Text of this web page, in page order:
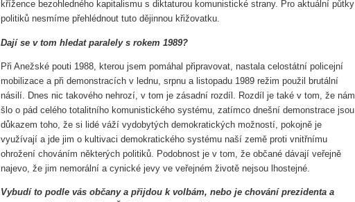
křížence bezohledného kapitalismu s diktaturou komunistické strany. Pro aktuální půtky
politiků nesmíme přehlédnout tuto dějinnou křižovatku.
Dají se v tom hledat paralely s rokem 1989?
Při Anežské pouti 1988, kterou jsem pomáhal připravovat, nastala celostátní policejní
mobilizace a při demonstracích v lednu, srpnu a listopadu 1989 režim použil brutální
násilí. Dnes nic takového nehrozí, v tom je zásadní rozdíl. Rozdíl je také v tom, že nám
šlo o pád celého totalitního komunistického systému, zatímco dnešní demonstrace jsou
důkazem toho, že si lidé váží vydobytých demokratických možností, pokojně je
využívají a jde jim o kultivaci demokratického systému naší země proti vnitřnímu
ohrožení chováním některých politiků. Podobnost je v tom, že občané dávají veřejně
najevo, že jim nemorální a cynické jevy ve veřejném životě nejsou lhostejné.
Vybudí to podle vás občany a přijdou k volbám, nebo je chování prezidenta a